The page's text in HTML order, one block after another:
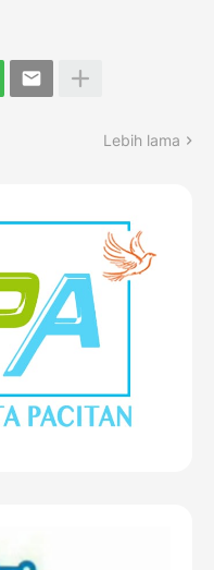
Lebih lama